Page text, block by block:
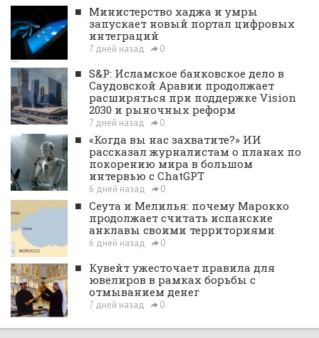
■ Министерство хаджа и умры
запускает новый портал цифровых
интеграций
7 дней назад 0
■ S&P: Исламское банковское дело в
Саудовской Аравии продолжает
расширяться при поддержке Vision
2030 и рыночных реформ
7 дней назад 0
■ «Когда вы нас захватите?» ИИ
рассказал журналистам о планах по
покорению мира в большом
интервью с ChatGPT
6 дней назад 0
■ Сеута и Мелилья: почему Марокко
продолжает считать испанские
анклавы своими территориями
6 дней назад 0
■ Кувейт ужесточает правила для
ювелиров в рамках борьбы с
отмыванием денег
7 дней назад 0